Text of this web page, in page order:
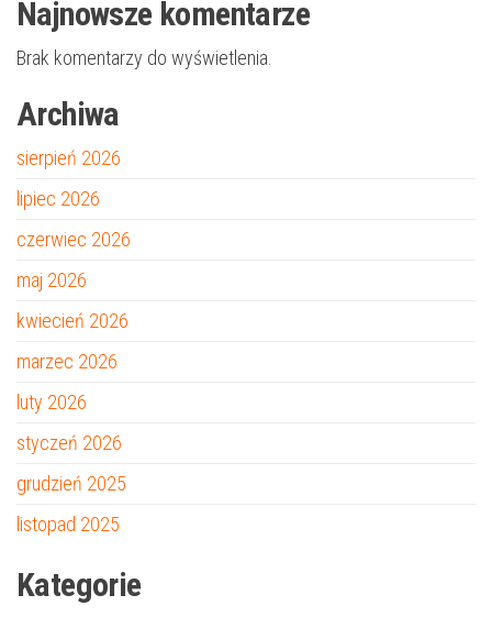
Najnowsze komentarze
Brak komentarzy do wyświetlenia.
Archiwa
sierpień 2026
lipiec 2026
czerwiec 2026
maj 2026
kwiecień 2026
marzec 2026
luty 2026
styczeń 2026
grudzień 2025
listopad 2025
Kategorie